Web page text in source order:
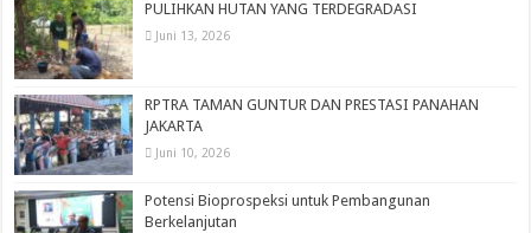
PULIHKAN HUTAN YANG TERDEGRADASI
Juni 13, 2026
RPTRA TAMAN GUNTUR DAN PRESTASI PANAHAN
JAKARTA
Juni 10, 2026
Potensi Bioprospeksi untuk Pembangunan
Berkelanjutan